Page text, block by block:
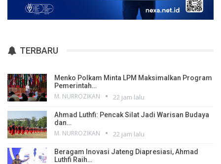
TERBARU
Menko Polkam Minta LPM Maksimalkan Program
Pemerintah…
M. NURROZIKAN 22 jam lalu
Ahmad Luthfi: Pencak Silat Jadi Warisan Budaya
dan…
M. NURROZIKAN 22 jam lalu
Beragam Inovasi Jateng Diapresiasi, Ahmad
Luthfi Raih…